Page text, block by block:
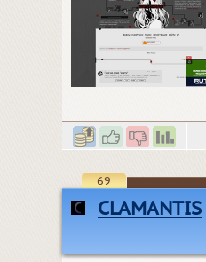
69
CLAMANTIS